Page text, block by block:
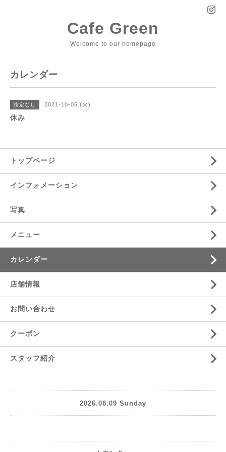
Cafe Green
Welcome to our homepage
カレンダー
指定なし 2021-10-05 (火)
休み
トップページ
インフォメーション
写真
メニュー
カレンダー
店舗情報
お問い合わせ
クーポン
スタッフ紹介
2026.08.09 Sunday